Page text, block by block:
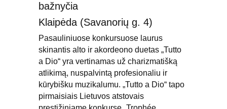
bažnyčia
Klaipėda (Savanorių g. 4)
Pasauliniuose konkursuose laurus
skinantis alto ir akordeono duetas „Tutto
a Dio“ yra vertinamas už charizmatišką
atlikimą, nuspalvintą profesionaliu ir
kūrybišku muzikalumu. „Tutto a Dio“ tapo
pirmaisiais Lietuvos atstovais